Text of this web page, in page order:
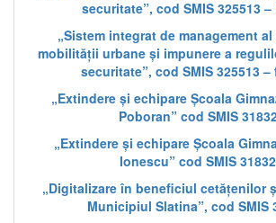
securitate”, cod SMIS 325513 –
„Sistem integrat de management
mobilității urbane și impunere a
securitate”, cod SMIS 325513
„Extindere și echipare Școala
Poboran” cod SMIS
„Extindere și echipare Școala
Ionescu” cod SMIS
„Digitalizare în beneficiul cetățenilor
Municipiul Slatina”, cod SMIS